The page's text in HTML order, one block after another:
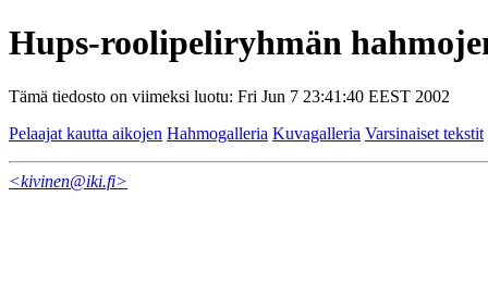
Hups-roolipeliryhmän
Tämä tiedosto on viimeksi luotu: Fri Jun 7 23:41:40 EEST 2002
Pelaajat kautta aikojen Hahmogalleria Kuvagalleria Varsinaiset tekstit
<kivinen@iki.fi>